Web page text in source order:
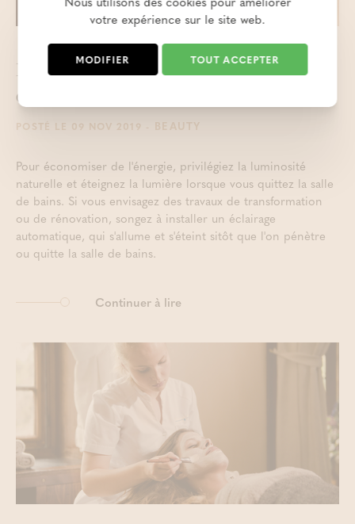
De l'usage écoresponsable de la salle
de bains
POSTÉ LE 09 NOV 2019 - BEAUTY
Pour économiser de l'énergie, privilégiez la luminosité
naturelle et éteignez la lumière lorsque vous quittez la salle
de bains. Si vous envisagez des travaux de transformation
ou de rénovation, songez à installer un éclairage
automatique, qui s'allume et s'éteint sitôt que l'on pénètre
ou quitte la salle de bains.
Continuer à lire
votre expérience sur le site web.
MODIFIER TOUT ACCEPTER